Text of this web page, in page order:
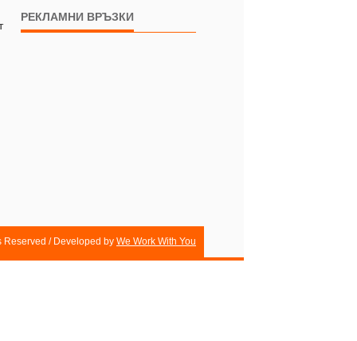
РЕКЛАМНИ ВРЪЗКИ
Reserved / Developed by We Work With You